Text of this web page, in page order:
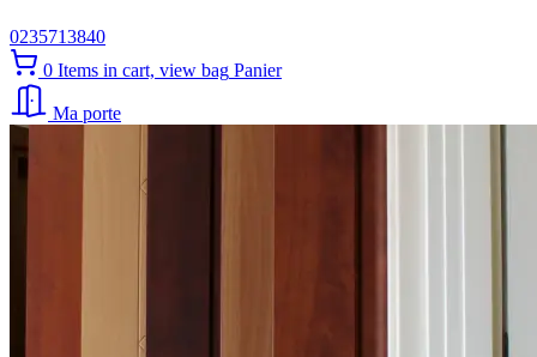
0235713840
0 Items in cart, view bag Panier
Ma porte